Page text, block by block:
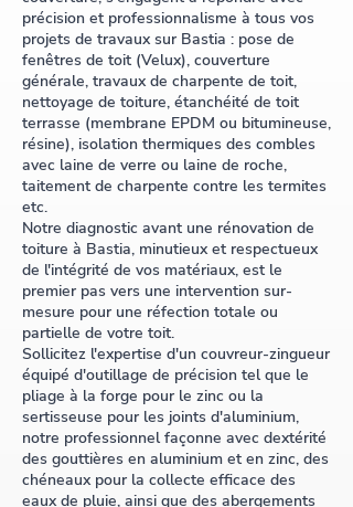
précision et professionnalisme à tous vos
projets de travaux sur Bastia : pose de
fenêtres de toit (Velux), couverture
générale, travaux de charpente de toit,
nettoyage de toiture, étanchéité de toit
terrasse (membrane EPDM ou bitumineuse,
résine), isolation thermiques des combles
avec laine de verre ou laine de roche,
taitement de charpente contre les termites
etc.
Notre diagnostic avant une rénovation de
toiture à Bastia, minutieux et respectueux
de l'intégrité de vos matériaux, est le
premier pas vers une intervention sur-
mesure pour une réfection totale ou
partielle de votre toit.
Sollicitez l'expertise d'un couvreur-zingueur
équipé d'outillage de précision tel que le
pliage à la forge pour le zinc ou la
sertisseuse pour les joints d'aluminium,
notre professionnel façonne avec dextérité
des gouttières en aluminium et en zinc, des
chéneaux pour la collecte efficace des
eaux de pluie, ainsi que des abergements